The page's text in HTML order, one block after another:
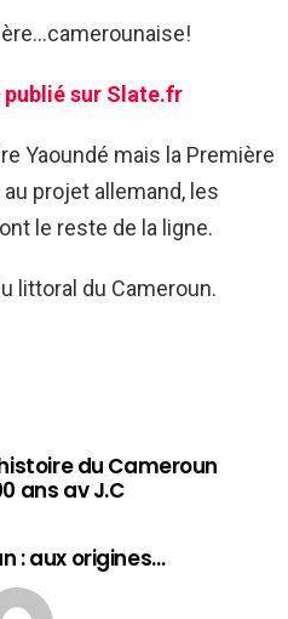
publié sur Slate.fr
Yaoundé mais la Première
projet allemand, les
le reste de la ligne.
littoral du Cameroun.
du Cameroun
ans av J.C
: aux origines…